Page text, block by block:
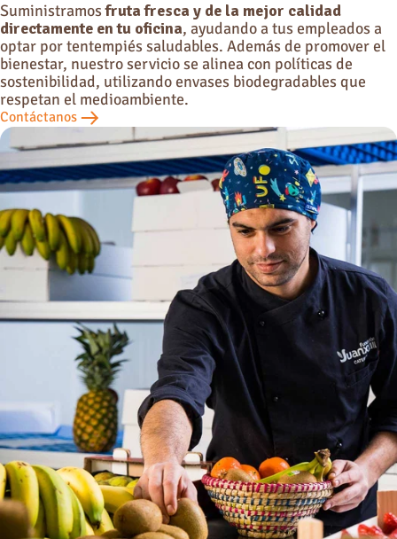
Suministramosfruta fresca y de la mejor calidad
directamente en tu oficina, ayudando a tus empleados a
optar por tentempiés saludables. Además de promover el
bienestar, nuestro servicio se alinea con políticas de
sostenibilidad, utilizando envases biodegradables que
respetan el medioambiente.
Contáctanos